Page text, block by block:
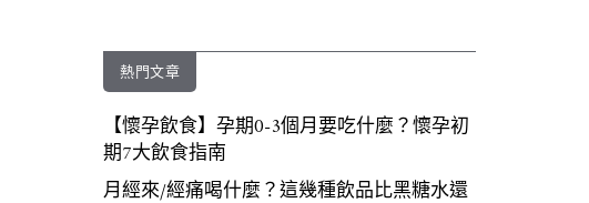
熱門文章
【懷孕飲食】孕期0-3個月要吃什麼？懷孕初
期7大飲食指南
月經來/經痛喝什麼？這幾種飲品比黑糖水還